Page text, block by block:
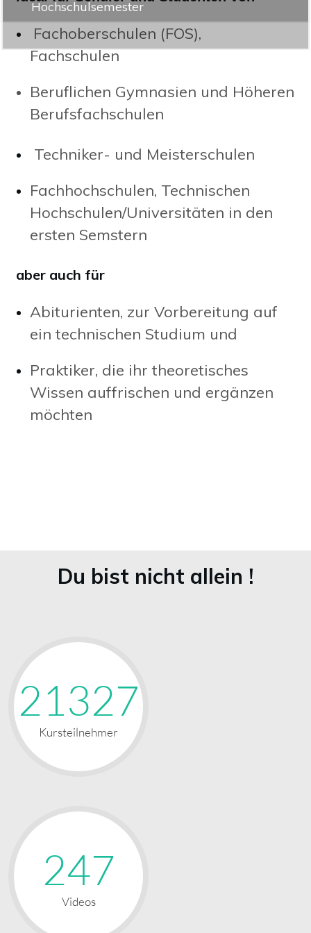
Hochschulsemester
Fachoberschulen (FOS),
Fachschulen
Beruflichen Gymnasien und Höheren
Berufsfachschulen
Techniker- und Meisterschulen
Fachhochschulen, Technischen
Hochschulen/Universitäten in den
ersten Semstern
aber auch für
Abiturienten, zur Vorbereitung auf
ein technischen Studium und
Praktiker, die ihr theoretisches
Wissen auffrischen und ergänzen
möchten
Du bist nicht allein !
21327
Kursteilnehmer
247
Videos